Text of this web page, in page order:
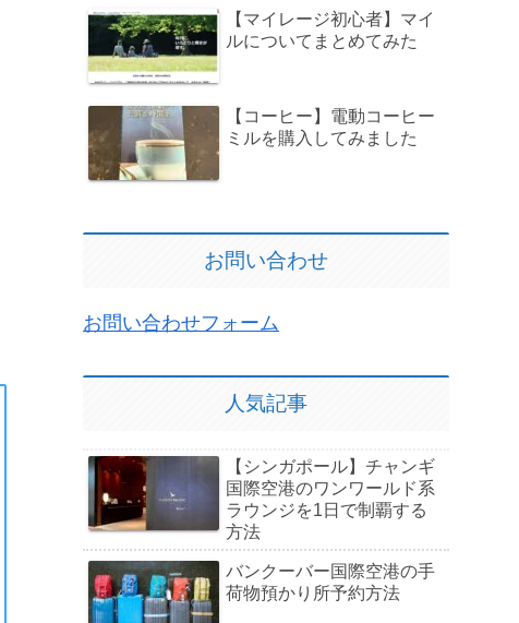
【マイレージ初心者】マイ
ルについてまとめてみた
【コーヒー】電動コーヒー
ミルを購入してみました
お問い合わせ
お問い合わせフォーム
人気記事
【シンガポール】チャンギ
国際空港のワンワールド系
ラウンジを1日で制覇する
方法
バンクーバー国際空港の手
荷物預かり所予約方法